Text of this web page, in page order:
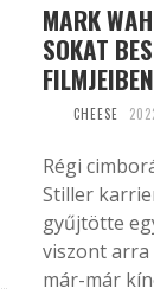
MARK
SOKAT
CHEESE
Régi
Stiller
gyűjtötte
viszont
már-már